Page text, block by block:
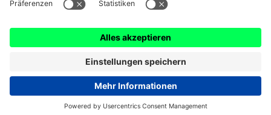
Impressum
© 2025 Wemolo GmbH